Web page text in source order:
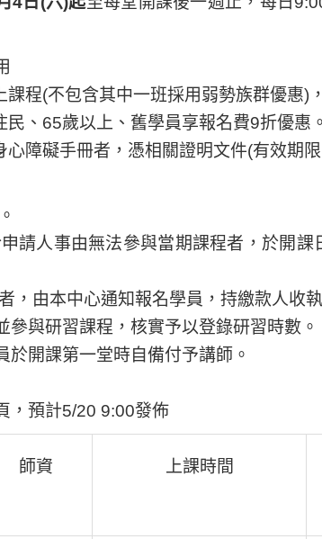
程(不包含其中一班採用弱勢族群優惠)
、65歲以上、舊學員享報名費9折優惠。
障礙手冊者，憑相關證明文件(有效期
請人事由無法參與當期課程者，於開
，由本中心通知報名學員，持繳款人收
參與研習課程，核實予以登錄研習時數。
於開課第一堂時自備付予講師。
，預計5/20 9:00發佈
師資 上課時間